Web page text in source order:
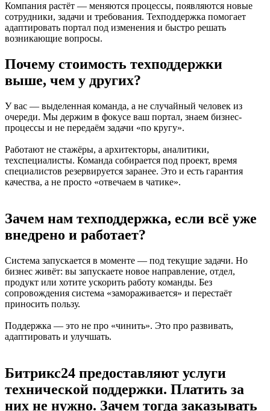
Компания растёт — меняются процессы, появляются новые
сотрудники, задачи и требования. Техподдержка помогает
адаптировать портал под изменения и быстро решать
возникающие вопросы.
Почему стоимость техподдержки
выше, чем у других?
У вас — выделенная команда, а не случайный человек из
очереди. Мы держим в фокусе ваш портал, знаем бизнес-
процессы и не передаём задачи «по кругу».
Работают не стажёры, а архитекторы, аналитики,
техспециалисты. Команда собирается под проект, время
специалистов резервируется заранее. Это и есть гарантия
качества, а не просто «отвечаем в чатике».
Зачем нам техподдержка, если всё уже
внедрено и работает?
Система запускается в моменте — под текущие задачи. Но
бизнес живёт: вы запускаете новое направление, отдел,
продукт или хотите ускорить работу команды. Без
сопровождения система «замораживается» и перестаёт
приносить пользу.
Поддержка — это не про «чинить». Это про развивать,
адаптировать и улучшать.
Битрикс24 предоставляют услуги
технической поддержки. Платить за
них не нужно. Зачем тогда заказывать